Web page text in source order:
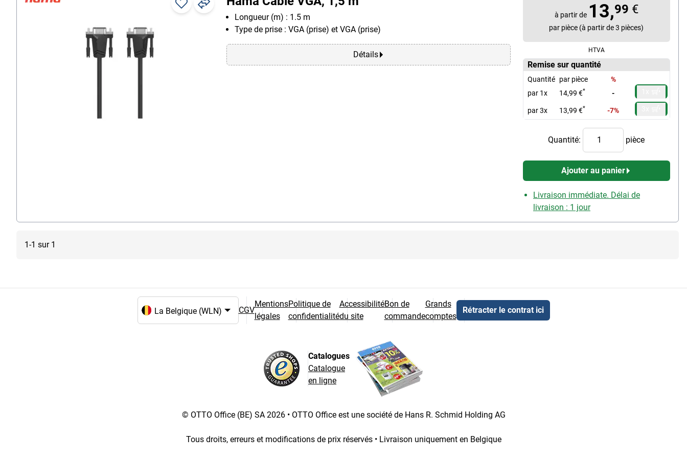
Destructeurs de documents
Électronique grand public
Piles
Longueur (m) : 1.5 m
Type de prise : VGA (prise) et VGA (prise)
Détails
à partir de 13,99 €
par pièce (à partir de 3 pièces)
HTVA
Remise sur quantité
Quantité par pièce
%
par 1x
14,99 €* -
par 3x 13,99 €* -7%
Quantité: pièce
Ajouter au panier
Livraison immédiate. Délai de
livraison : 1 jour
1-1 sur 1
Choix de la langue et du pays
CGV
Mentions
légales
Politique de
confidentialité
Accessibilité
du site
Bon de
commande
Grands
comptes
Rétracter le contrat ici
Catalogues
Catalogue
en ligne
© OTTO Office (BE) SA 2026 • OTTO Office est une société de Hans R. Schmid Holding AG
Tous droits, erreurs et modifications de prix réservés • Livraison uniquement en Belgique